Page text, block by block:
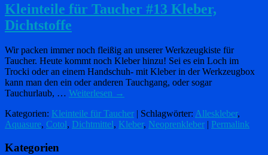
Kleinteile für Taucher #13 Kleber,
Dichtstoffe
Wir packen immer noch fleißig an unserer Werkzeugkiste für
Taucher. Heute kommt noch Kleber hinzu! Sei es ein Loch im
Trocki oder an einem Handschuh- mit Kleber in der Werkzeugbox
kann man den ein oder anderen Tauchgang, oder sogar
Tauchurlaub, … Weiterlesen →
Kategorien: Kleinteile für Taucher | Schlagwörter: Alleskleber,
Aquasure, Cotol, Dichtmittel, Kleber, Neoprenkleber Permalink
Kategorien